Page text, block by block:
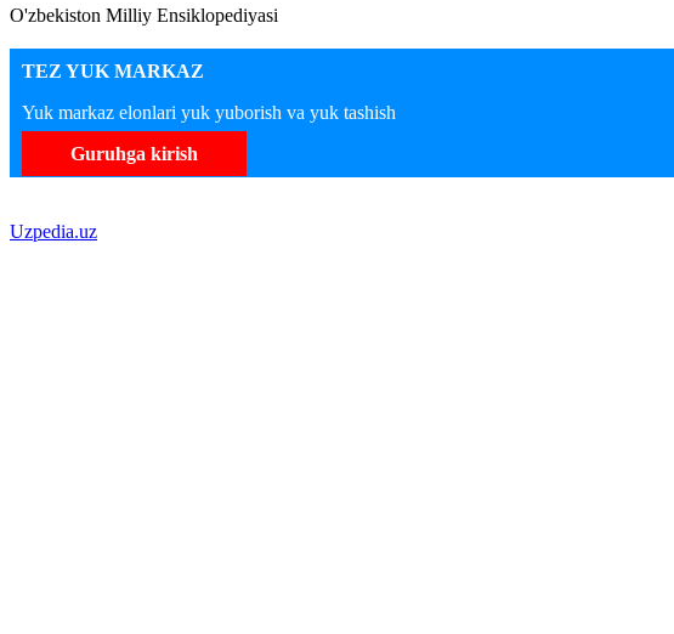
O'zbekiston Milliy Ensiklopediyasi
TEZ YUK MARKAZ
Yuk markaz elonlari yuk yuborish va yuk tashish
Guruhga kirish
Uzpedia.uz